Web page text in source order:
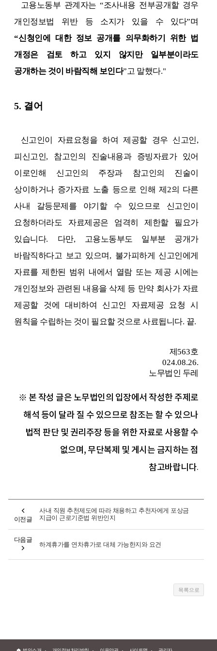
고용노동부 관계자는 “조사내용 전부공개할 경우
개인정보법 위반 등 소지가 있을 수 있다”며
“신청인에 대한 정보 공개를 의무화하기 위한 법
개정은 검토 하고 있지 않지만 일부분이라도
공개하는 것이 바람직해 보인다”고 말했다."
5. 결어
신고인이 자료요청을 하여 제공할 경우 신고인,
피신고인, 참고인의 진술내용과 증빙자료가 있어
이로인해 신고인의 주장과 참고인의 진술이
상이하거나 증가자료 노출 등으로 인해 제2의 다른
사내 갈등문제를 야기할 수 있으므로 신고인이
요청하더라도 자료제공은 엄격히 제한할 필요가
있습니다. 다만, 고용노동부도 일부분 공개가
바람직하다고 보고 있으며 , 불가피하게 신고인에게
자료를 제한된 범위 내에서 열람 또는 제공 시에는
개인정보와 관련된 내용을 삭제 등 만약 회사가 자료
제공할 것에 대비하여 신고인 자료제공 요청 시
원칙을 수립하는 것이 필요할 것으로 사료됩니다. 끝.
제563호
024.08.26.
노무법인 두레
※ 본 작성 글은 노무법인의 입장에서 작성한 주제로
해석 등이 달라 질 수 있으므로 참조는 할 수 있으나
법적 판단 및 권리주장 등을 위한 자료로 사용할 수
없으며, 무단복제 및 게시는 금지하는 점
참고바랍니다.
이전글
사내 직원 추천제도에 따라 채용하고 추천자에게 포상금
지급이 근로기준법 위반인지
다음글
하계휴가를 연차휴가로 대체 가능한지와 요건